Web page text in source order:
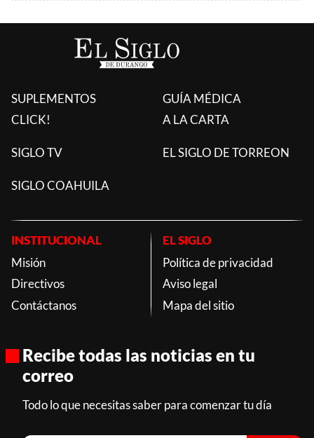
SUPLEMENTOS
CLICK!
GUÍA MÉDICA
A LA CARTA
SIGLO TV EL SIGLO DE TORREON
SIGLO COAHUILA
INSTITUCIONAL
Misión
Directivos
Contáctanos
EL SIGLO
Política de privacidad
Aviso legal
Mapa del sitio
Recibe todas las noticias en tu
correo
Todo lo que necesitas saber para comenzar tu día